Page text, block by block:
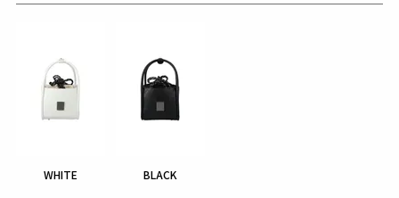
WHITE BLACK